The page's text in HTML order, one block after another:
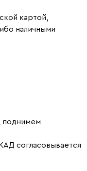
картой,
наличными
поднимем
согласовывается